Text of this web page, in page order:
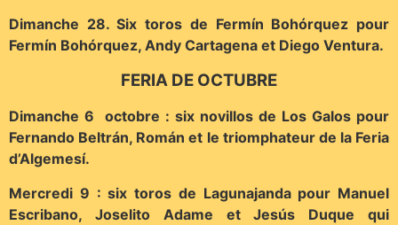
Dimanche 28. Six toros de Fermín Bohórquez pour
Fermín Bohórquez, Andy Cartagena et Diego Ventura.
FERIA DE OCTUBRE
Dimanche 6 octobre : six novillos de Los Galos pour
Fernando Beltrán, Román et le triomphateur de la Feria
d’Algemesí.
Mercredi 9 : six toros de Lagunajanda pour Manuel
Escribano, Joselito Adame et Jesús Duque qui